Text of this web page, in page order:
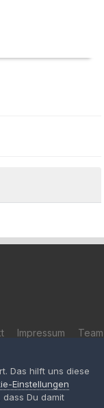
Impressum Team
Das hilft uns diese
Einstellungen
Du damit